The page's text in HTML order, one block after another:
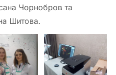
Чорнобров та
Шитова.